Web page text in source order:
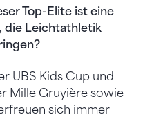
Top-Elite ist eine
die Leichtathletik
UBS Kids Cup und
Mille Gruyière sowie
sich immer